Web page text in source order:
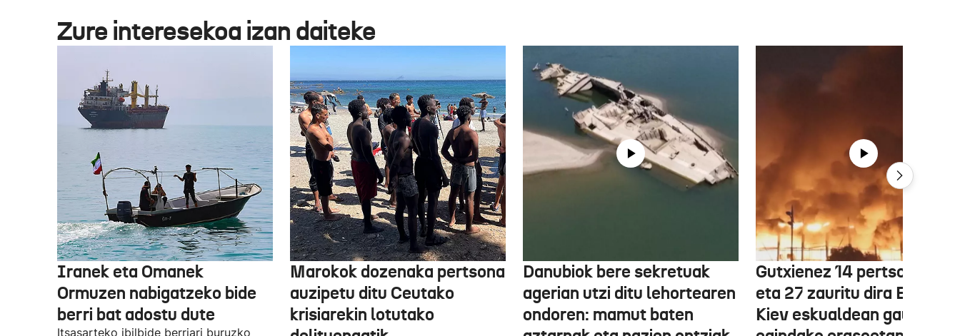
Zure interesekoa izan daiteke
Iranek eta Omanek
Ormuzen nabigatzeko bide
berri bat adostu dute
Itsasarteko ibilbide berriari buruzko
Marokok dozenaka pertsona
auzipetu ditu Ceutako
krisiarekin lotutako
Danubiok bere sekretuak
agerian utzi ditu lehortearen
ondoren: mamut baten
Gutxienez 14 pertsona hil
eta 27 zauritu dira Errusiak
Kiev eskualdean gauez